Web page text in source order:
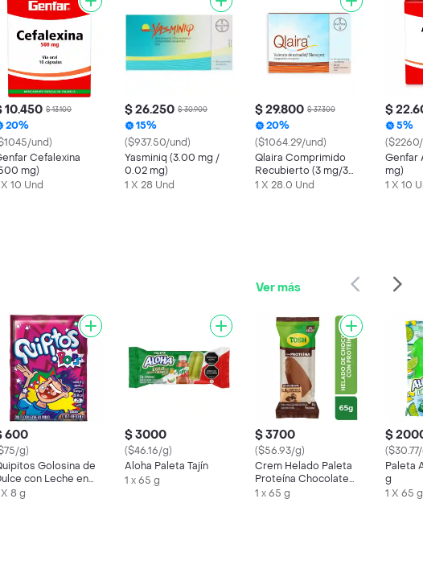
10.450 $ 13.100
20%
und)
Cefalexina
mg)
X 10 Und
$ 26.250 $ 30.900
15%
($937.50/und)
Yasminiq (3.00 mg /
0.02 mg)
1 X 28 Und
$ 29.800 $ 37.300
20%
($1064.29/und)
Qlaira Comprimido
Recubierto (3 mg/3
mg)
1 X 28.0 Und
$
5%
Genfar
mg)
1 X 10
Ver más
600
g)
Golosina de
con Leche en
Pops
X 8 g
$ 3000
($46.16/g)
Aloha Paleta Tajín
1 x 65 g
$ 3700
($56.93/g)
Crem Helado Paleta
Proteína Chocolate
Tosh
1 x 65 g
$
Paleta
g
1 X 65 g